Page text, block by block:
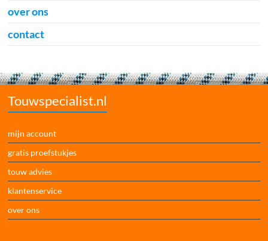
over ons
contact
Touwspecialist.nl
mijn account
gratis proefstukjes
touw advies
klantenservice
over ons